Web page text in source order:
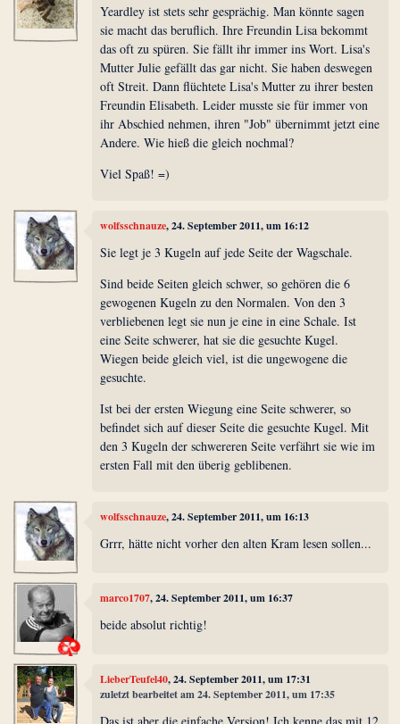
Yeardley ist stets sehr gesprächig. Man könnte sagen
sie macht das beruflich. Ihre Freundin Lisa bekommt
das oft zu spüren. Sie fällt ihr immer ins Wort. Lisa's
Mutter Julie gefällt das gar nicht. Sie haben deswegen
oft Streit. Dann flüchtete Lisa's Mutter zu ihrer besten
Freundin Elisabeth. Leider musste sie für immer von
ihr Abschied nehmen, ihren "Job" übernimmt jetzt eine
Andere. Wie hieß die gleich nochmal?
Viel Spaß! =)
wolfsschnauze, 24. September 2011, um 16:12
Sie legt je 3 Kugeln auf jede Seite der Wagschale.
Sind beide Seiten gleich schwer, so gehören die 6
gewogenen Kugeln zu den Normalen. Von den 3
verbliebenen legt sie nun je eine in eine Schale. Ist
eine Seite schwerer, hat sie die gesuchte Kugel.
Wiegen beide gleich viel, ist die ungewogene die
gesuchte.
Ist bei der ersten Wiegung eine Seite schwerer, so
befindet sich auf dieser Seite die gesuchte Kugel. Mit
den 3 Kugeln der schwereren Seite verfährt sie wie im
ersten Fall mit den überig geblibenen.
wolfsschnauze, 24. September 2011, um 16:13
Grrr, hätte nicht vorher den alten Kram lesen sollen...
marco1707, 24. September 2011, um 16:37
beide absolut richtig!
LieberTeufel40, 24. September 2011, um 17:31
zuletzt bearbeitet am 24. September 2011, um 17:35